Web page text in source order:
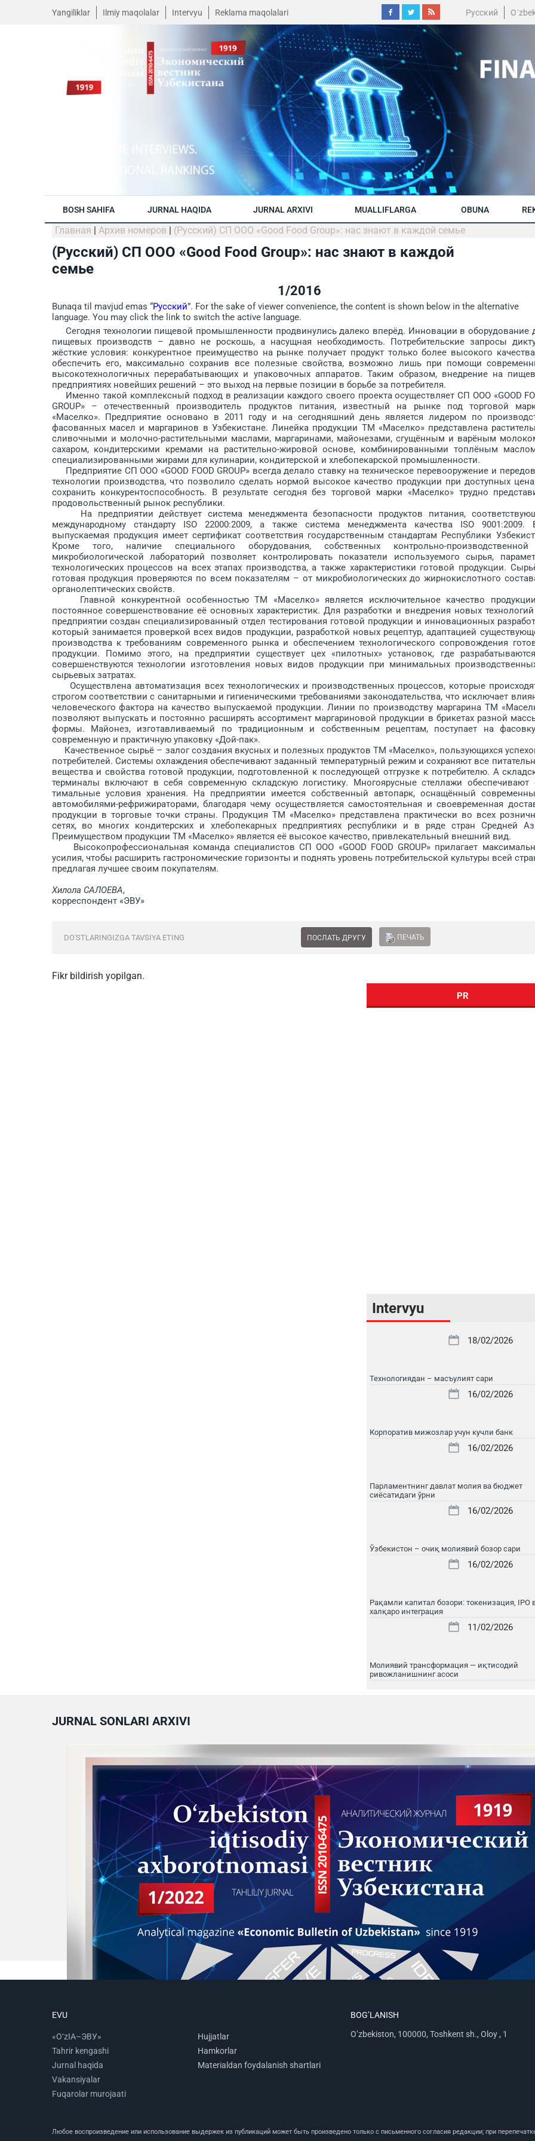
Yangiliklar Ilmiy maqolalar Intervyu Reklama maqolalari Русский
BOSH SAHIFA JURNAL HAQIDA JURNAL ARXIVI MUALLIFLARGA OBUNA
Главная | Архив номеров | (Русский) СП ООО «Good Food Group»: нас знают в каждой семье
(Русский) СП ООО «Good Food Group»: нас знают в каждой
семье
1/2016
Bunaqa til mavjud emas “Русский”. For the sake of viewer convenience, the content is shown below in the alternative
language. You may click the link to switch the active language.
Сегодня технологии пищевой ­промышленности продвинулись далеко вперёд. Инновации в оборудование
пищевых производств – давно не роскошь, а насущная необходимость. Потребительские запросы
жёсткие условия: конкурентное преимущество на рынке получает продукт только более высокого
обеспечить его, максимально сохранив все полезные свойства, возможно лишь при помощи
высокотехнологичных перерабатывающих и упаковочных аппаратов. Таким образом, внедрение на
предприятиях новейших решений – это выход на первые позиции в борьбе за потре­бителя.
Именно такой комплексный подход в реализации каждого своего проекта осуществляет СП ООО «GOOD
GROUP» – отечественный производитель продуктов питания, известный на рынке под торговой
«Маселко». Предприятие основано в 2011 году и на сегодняшний день является лидером по
фасованных масел и маргаринов в Узбекистане. Линейка продукции ТМ «Маселко» представлена
сливочными и молочно-растительными маслами, маргаринами, майонезами, сгущённым и варёным
сахаром, кондитерскими кремами на растительно-жировой основе, комбинированными топлёным
специализированными жирами для кулинарии, кондитерской и хлебопекарской промышленности.
Предприятие СП ООО «GOOD FOOD GROUP» всегда делало ставку на техническое перевооружение и
технологии производства, что позволило сделать нормой высокое качество продукции при доступных
сохранить конкурентоспособность. В результате сегодня без торговой марки «Маселко» трудно
продовольственный рынок респуб­лики.
На предприятии действует система менеджмента безопасности продуктов питания,
международному стандарту ISO 22000:2009, а также система менеджмента качества ISO 9001:2009.
выпускаемая продукция имеет сертификат соответствия государственным стандартам Респуб­лики
Кроме того, наличие специального оборудования, собственных контрольно-
микробиологической лабораторий позволяет контролировать показатели используемого сырья,
технологических процессов на всех этапах производства, а также характеристики готовой продукции.
готовая продукция проверяются по всем показателям – от микробиологических до жирнокислотного
органолептических свойств.
Главной конкурентной особенностью ТМ «Маселко» является исключительное качество
постоянное совершенствование её основных характеристик. Для разработки и внедрения новых
предприятии создан специализированный отдел тестирования готовой продукции и инновационных
который занимается проверкой всех видов продукции, разработкой новых рецептур, адаптацией
производства к требованиям современного рынка и обеспечением технологического сопровождения
продукции. Помимо этого, на предприятии существует цех «пилотных» установок, где
совершенствуются технологии изготовления новых видов продукции при минимальных
сырьевых затратах.
Осуществлена автоматизация всех технологических и производственных процессов, которые
строгом соответствии с санитарными и гигиеническими требованиями законодательства, что исключает
человеческого фактора на качество выпускаемой продукции. Линии по производству маргарина ТМ
позволяют выпускать и постоянно расширять ассортимент маргариновой продукции в брикетах разной
формы. Майонез, изготавливаемый по традиционным и собственным рецептам, поступает на
современную и практичную упаковку «Дой-пак».
Качественное сырьё – залог создания вкусных и полезных продуктов ТМ «Маселко», пользующихся
потребителей. Системы охлаждения обеспечивают заданный температурный режим и сохраняют все
вещества и свойства готовой продукции, подготовленной к последующей отгрузке к потребителю. А
терминалы включают в себя современную складскую логистику. Многоярусные стеллажи
тимальные условия хранения. На пред­приятии имеется собственный ав­то­парк, оснащённый
автомобилями-рефрижираторами, благодаря чему осуществляется самостоятельная и своевременная
продукции в торговые точки страны. Продукция ТМ «Маселко» представлена практически во всех
сетях, во многих кондитерских и хлебопекарных предприятиях республики и в ряде стран Средней
Преимуществом продукции ТМ «Маселко» является её высокое качество, привлекательный внешний вид.
Высокопрофессиональная команда специалистов СП ООО «GOOD FOOD GROUP» прилагает
усилия, чтобы расширить гастрономические горизонты и поднять уровень потребительской культуры всей
предлагая лучшее своим покупателям.
Хилола САЛОЕВА,
корреспондент «ЭВУ»
DO'STLARINGIZGA TAVSIYA ETING ПОСЛАТЬ ДРУГУ ПЕЧАТЬ
Fikr bildirish yopilgan.
PR
Intervyu
18/02/2026
Технологиядан – масъулият сари
16/02/2026
Корпоратив мижозлар учун кучли банк
16/02/2026
Парламентнинг давлат молия ва бюджет
сиёсатидаги ўрни
16/02/2026
Ўзбекистон – очиқ молиявий бозор сари
16/02/2026
Рақамли капитал бозори: токенизация, IPO
халқаро интеграция
11/02/2026
Молиявий трансформация — иқтисодий
ривожланишнинг асоси
JURNAL SONLARI ARXIVI
EVU
«O‘zIA–ЭВУ»
Tahrir kengashi
Jurnal haqida
Vakansiyalar
Fuqarolar murojaati
Hujjatlar
Hamkorlar
Materialdan foydalanish shartlari
BOG’LANISH
O’zbekiston, 100000, Toshkent sh., Oloy , 1
Любое воспроизведение или использование выдержек из публикаций может быть произведено только с письменного согласия редакции; при